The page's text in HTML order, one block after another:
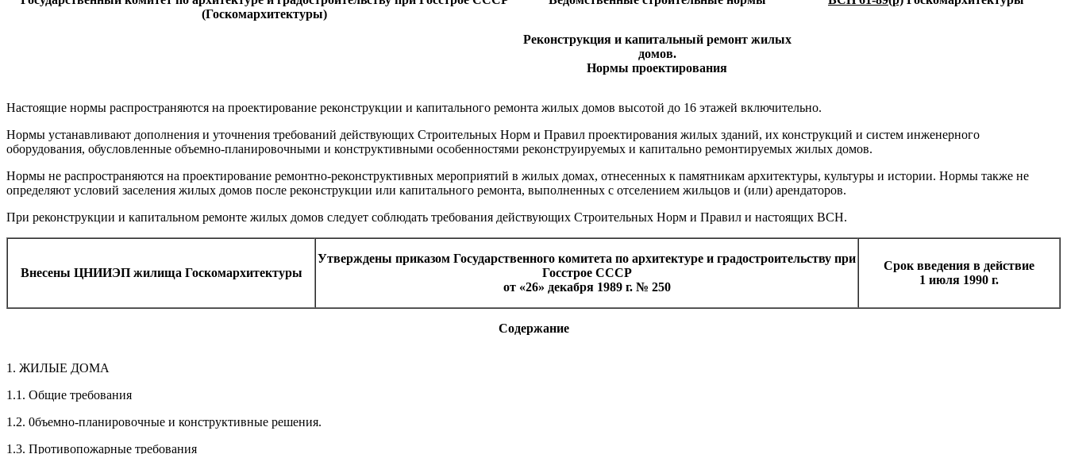
(Госкомархитектуры)
Реконструкция и капитальный ремонт жилых
домов.
Нормы проектирования
Настоящие нормы распространяются на проектирование реконструкции и капитального ремонта жилых домов высотой до 16 этажей включительно.
Нормы устанавливают дополнения и уточнения требований действующих Строительных Норм и Правил проектирования жилых зданий, их конструкций и систем инженерного
оборудования, обусловленные объемно-планировочными и конструктивными особенностями реконструируемых и капитально ремонтируемых жилых домов.
Нормы не распространяются на проектирование ремонтно-реконструктивных мероприятий в жилых домах, отнесенных к памятникам архитектуры, культуры и истории. Нормы также не
определяют условий заселения жилых домов после реконструкции или капитального ремонта, выполненных с отселением жильцов и (или) арендаторов.
При реконструкции и капитальном ремонте жилых домов следует соблюдать требования действующих Строительных Норм и Правил и настоящих ВСН.
Внесены ЦНИИЭП жилища Госкомархитектуры
Утверждены приказом Государственного комитета по архитектуре и градостроительству при
Госстрое СССР
от «26» декабря 1989 г. № 250
Срок введения в действие
1 июля 1990 г.
Содержание
1. ЖИЛЫЕ ДОМА
1.1. Общие требования
1.2. 0бъемно-планировочные и конструктивные решения.
1.3. Противопожарные требования